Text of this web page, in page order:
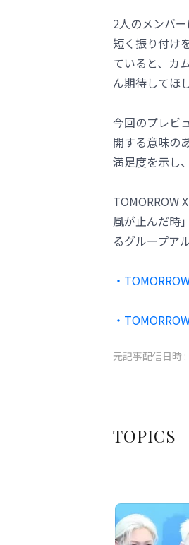
2人のメンバ
短く振り付け
ていると、カ
ん期待してほ
今回のプレビ
開する意味の
満足度を示し
TOMORROW
風が止んだ時
るグループア
・
・
元記事配信日時 :
TOPICS